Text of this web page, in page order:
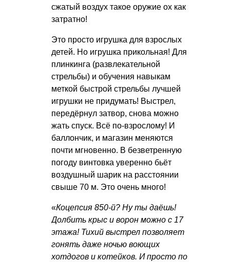
сжатый воздух такое оружие ох как
затратно!
Это просто игрушка для взрослых
детей. Но игрушка прикольная! Для
плинкинга (развлекательной
стрельбы) и обучения навыкам
меткой быстрой стрельбы лучшей
игрушки не придумать! Выстрел,
передёрнул затвор, снова можно
жать спуск. Всё по-взрослому! И
баллончик, и магазин меняются
почти мгновенно. В безветренную
погоду винтовка уверенно бьёт
воздушный шарик на расстоянии
свыше 70 м. Это очень много!
«Коцепсия 850-й? Ну ты даёшь!
Долбить крыс и ворон можно с 17
этажа! Тихий выстрел позволяет
гонять даже ночью воющих
хотдогов и котейков. И просто по